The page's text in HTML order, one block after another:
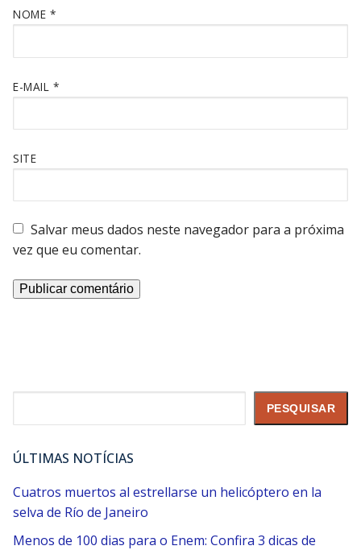
NOME *
E-MAIL *
SITE
Salvar meus dados neste navegador para a próxima
vez que eu comentar.
PESQUISAR
ÚLTIMAS NOTÍCIAS
Cuatros muertos al estrellarse un helicóptero en la
selva de Río de Janeiro
Menos de 100 dias para o Enem: Confira 3 dicas de